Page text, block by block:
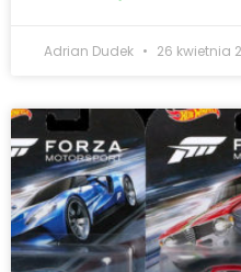
Adrian Dudek 26 kwietnia